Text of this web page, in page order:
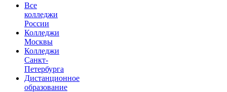
Все
колледжи
России
Колледжи
Москвы
Колледжи
Санкт-
Петербурга
Дистанционное
образование